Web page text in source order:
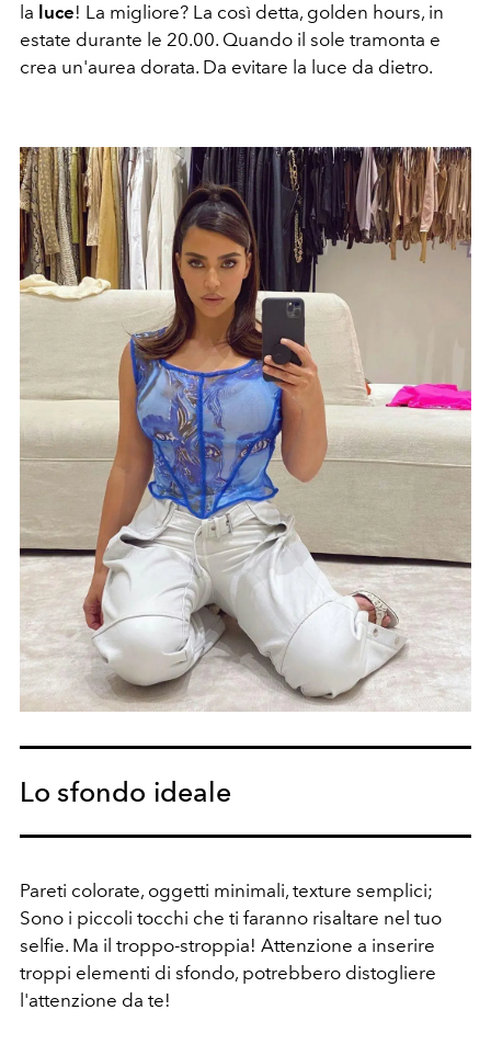
la luce! La migliore? La così detta, golden hours, in
estate durante le 20.00. Quando il sole tramonta e
crea un'aurea dorata. Da evitare la luce da dietro.
Lo sfondo ideale
Pareti colorate, oggetti minimali, texture semplici;
Sono i piccoli tocchi che ti faranno risaltare nel tuo
selfie. Ma il troppo-stroppia! Attenzione a inserire
troppi elementi di sfondo, potrebbero distogliere
l'attenzione da te!